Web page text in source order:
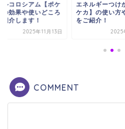
ルギーつけかえ【ポ
】の使い方やコンボ
紹介！
2025年7月27日
【ポケカ】Nの
クexのワザや特
をご紹介します！
2025
COMMENT